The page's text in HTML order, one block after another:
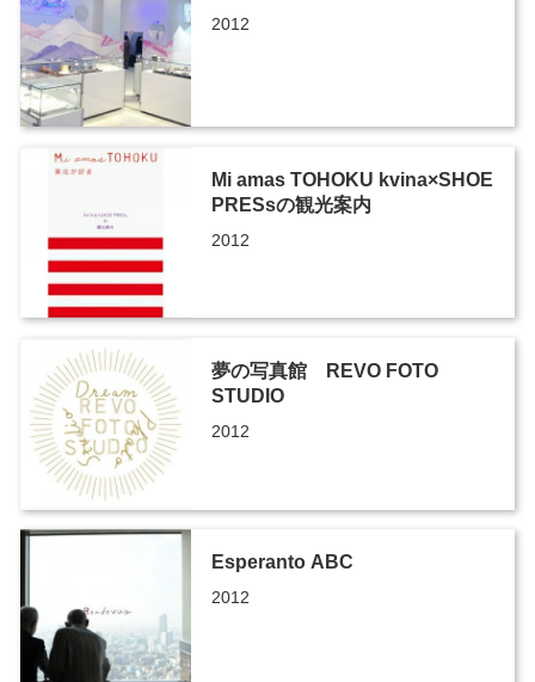
2012
Mi amas TOHOKU kvina×SHOE
PRESsの観光案内
2012
夢の写真館 REVO FOTO
STUDIO
2012
Esperanto ABC
2012